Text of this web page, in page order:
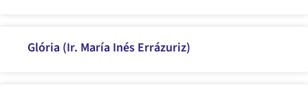
Glória (Ir. María Inés Errázuriz)